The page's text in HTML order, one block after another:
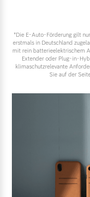
*Die E‑Auto-Förderung gilt
erstmals in Deutschland
mit rein batterieelektrischem
Extender oder Plug-in-
klimaschutzrelevante
Sie auf der